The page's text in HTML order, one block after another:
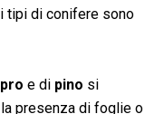
tipi di conifere sono
e di pino si
presenza di foglie o